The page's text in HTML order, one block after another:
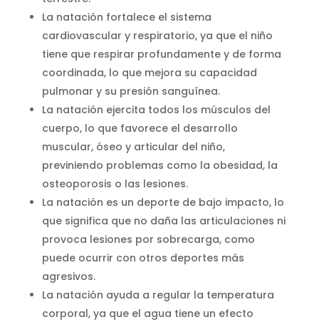
La natación fortalece el sistema
cardiovascular y respiratorio, ya que el niño
tiene que respirar profundamente y de forma
coordinada, lo que mejora su capacidad
pulmonar y su presión sanguínea.
La natación ejercita todos los músculos del
cuerpo, lo que favorece el desarrollo
muscular, óseo y articular del niño,
previniendo problemas como la obesidad, la
osteoporosis o las lesiones.
La natación es un deporte de bajo impacto, lo
que significa que no daña las articulaciones ni
provoca lesiones por sobrecarga, como
puede ocurrir con otros deportes más
agresivos.
La natación ayuda a regular la temperatura
corporal, ya que el agua tiene un efecto